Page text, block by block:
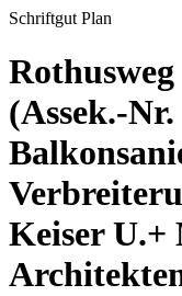
Schriftgut Plan
(Assek.-
Keiser